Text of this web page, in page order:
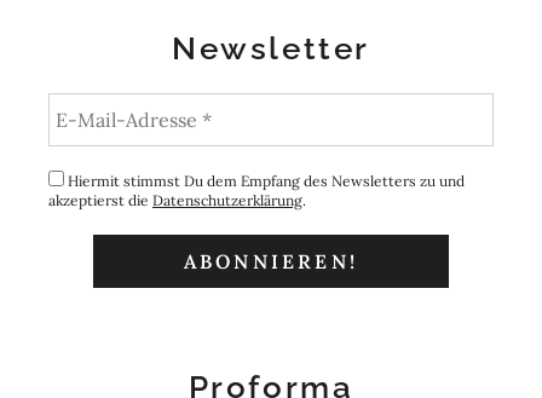
Newsletter
Hiermit stimmst Du dem Empfang des Newsletters zu und
akzeptierst die Datenschutzerklärung.
Proforma